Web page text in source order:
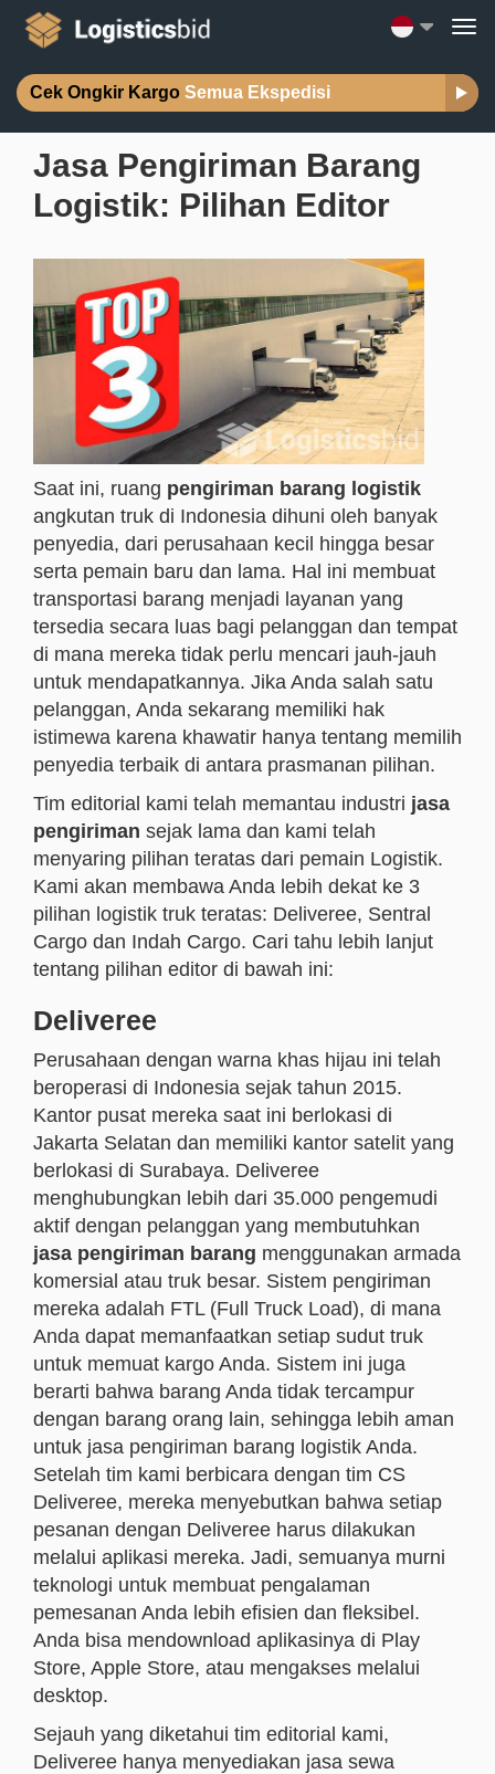
Cek Ongkir Kargo Semua Ekspedisi
Jasa Pengiriman Barang
Logistik: Pilihan Editor
Saat ini, ruang pengiriman barang logistik
angkutan truk di Indonesia dihuni oleh banyak
penyedia, dari perusahaan kecil hingga besar
serta pemain baru dan lama. Hal ini membuat
transportasi barang menjadi layanan yang
tersedia secara luas bagi pelanggan dan tempat
di mana mereka tidak perlu mencari jauh-jauh
untuk mendapatkannya. Jika Anda salah satu
pelanggan, Anda sekarang memiliki hak
istimewa karena khawatir hanya tentang memilih
penyedia terbaik di antara prasmanan pilihan.
Tim editorial kami telah memantau industri jasa
pengiriman sejak lama dan kami telah
menyaring pilihan teratas dari pemain Logistik.
Kami akan membawa Anda lebih dekat ke 3
pilihan logistik truk teratas: Deliveree, Sentral
Cargo dan Indah Cargo. Cari tahu lebih lanjut
tentang pilihan editor di bawah ini:
Deliveree
Perusahaan dengan warna khas hijau ini telah
beroperasi di Indonesia sejak tahun 2015.
Kantor pusat mereka saat ini berlokasi di
Jakarta Selatan dan memiliki kantor satelit yang
berlokasi di Surabaya. Deliveree
menghubungkan lebih dari 35.000 pengemudi
aktif dengan pelanggan yang membutuhkan
jasa pengiriman barang menggunakan armada
komersial atau truk besar. Sistem pengiriman
mereka adalah FTL (Full Truck Load), di mana
Anda dapat memanfaatkan setiap sudut truk
untuk memuat kargo Anda. Sistem ini juga
berarti bahwa barang Anda tidak tercampur
dengan barang orang lain, sehingga lebih aman
untuk jasa pengiriman barang logistik Anda.
Setelah tim kami berbicara dengan tim CS
Deliveree, mereka menyebutkan bahwa setiap
pesanan dengan Deliveree harus dilakukan
melalui aplikasi mereka. Jadi, semuanya murni
teknologi untuk membuat pengalaman
pemesanan Anda lebih efisien dan fleksibel.
Anda bisa mendownload aplikasinya di Play
Store, Apple Store, atau mengakses melalui
desktop.
Sejauh yang diketahui tim editorial kami,
Deliveree hanya menyediakan jasa sewa